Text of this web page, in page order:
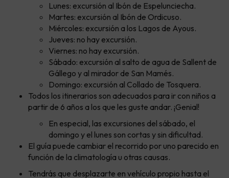
Lunes: excursión al Ibón de Espelunciecha.
Martes: excursión al Ibón de Ordicuso.
Miércoles: excursión a los Lagos de Ayous.
Jueves: no hay excursión.
Viernes: no hay excursión.
Sábado: excursión al salto de agua de Sallent de
Gállego y al mirador de San Mamés.
Domingo: excursión al Collado de Tosquera.
Todos los itinerarios son adecuados para ir con niños a
partir de 6 años a los que les guste andar. ¡Genial!
En especial, las excursiones del sábado, el
domingo y el lunes son cortas y sin dificultad.
El guía puede cambiar el recorrido por uno parecido en
función de la climatología u otras causas.
Tendrás que desplazarte en vehículo propio hasta el